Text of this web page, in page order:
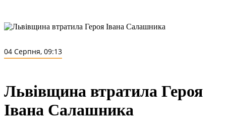
04 Серпня, 09:13
Львівщина втратила Героя
Івана Салашника